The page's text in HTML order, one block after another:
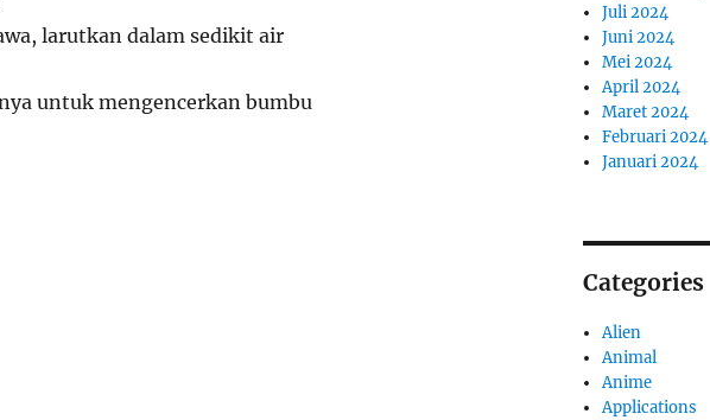
larutkan dalam sedikit air
untuk mengencerkan bumbu
Juli 2024
Juni 2024
Mei 2024
April 2024
Maret 2024
Februari 2024
Januari 2024
Categories
Alien
Animal
Anime
Applications